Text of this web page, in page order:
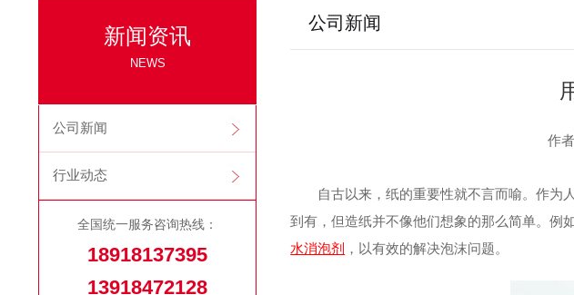
新闻资讯
NEWS
公司新闻
行业动态
全国统一服务咨询热线：
18918137395
13918472128
公司新闻
作者
自古以来，纸的重要性就不言而喻。作为人
到有，但造纸并不像他们想象的那么简单。例
水消泡剂 ，以有效的解决泡沫问题。